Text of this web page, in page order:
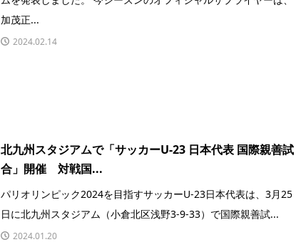
加茂正...
2024.02.14
北九州スタジアムで「サッカーU-23 日本代表 国際親善試
合」開催 対戦国...
パリオリンピック2024を目指すサッカーU-23日本代表は、3月25
日に北九州スタジアム（小倉北区浅野3-9-33）で国際親善試...
2024.01.20